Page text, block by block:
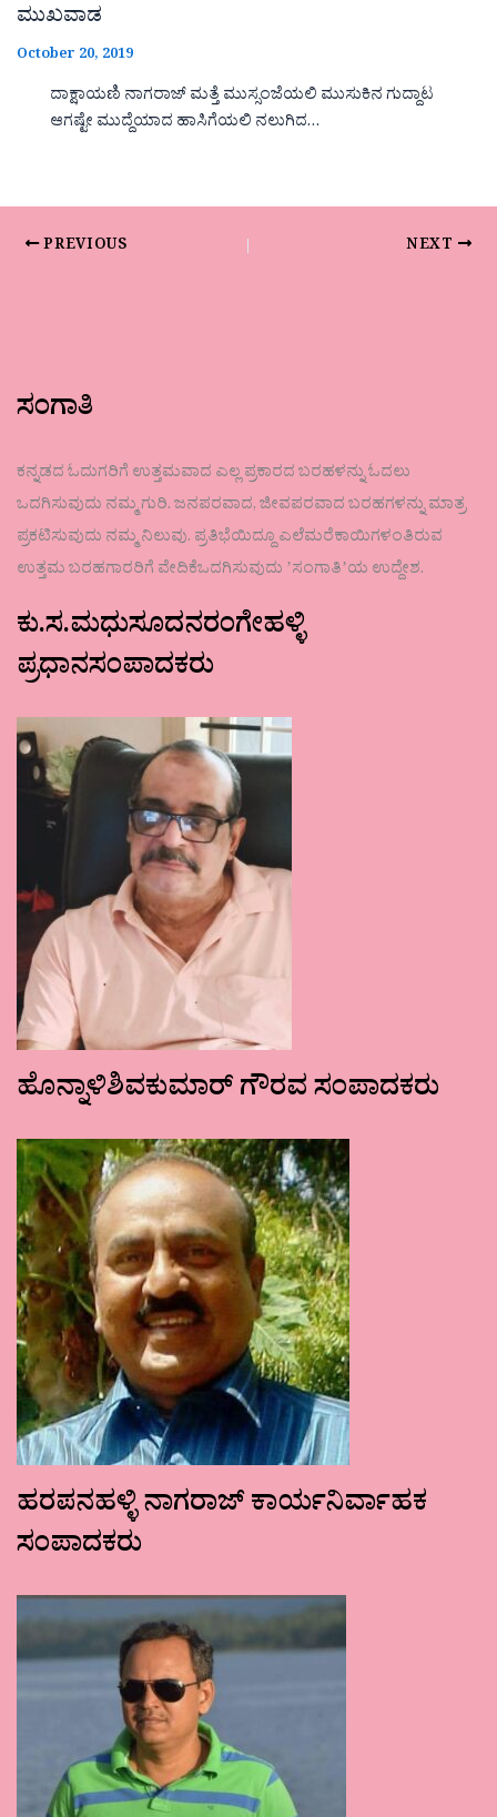
ಮುಖವಾಡ
October 20, 2019
ದಾಕ್ಷಾಯಣಿ ನಾಗರಾಜ್ ಮತ್ತೆ ಮುಸ್ಸಂಜೆಯಲಿ ಮುಸುಕಿನ ಗುದ್ದಾಟ
ಆಗಷ್ಟೇ ಮುದ್ದೆಯಾದ ಹಾಸಿಗೆಯಲಿ ನಲುಗಿದ…
PREVIOUS NEXT
ಸಂಗಾತಿ
ಕನ್ನಡದ ಓದುಗರಿಗೆ ಉತ್ತಮವಾದ ಎಲ್ಲ ಪ್ರಕಾರದ ಬರಹಳನ್ನು ಓದಲು
ಒದಗಿಸುವುದು ನಮ್ಮ ಗುರಿ. ಜನಪರವಾದ, ಜೀವಪರವಾದ ಬರಹಗಳನ್ನು ಮಾತ್ರ
ಪ್ರಕಟಿಸುವುದು ನಮ್ಮ ನಿಲುವು. ಪ್ರತಿಭೆಯಿದ್ದೂ ಎಲೆಮರೆಕಾಯಿಗಳಂತಿರುವ
ಉತ್ತಮ ಬರಹಗಾರರಿಗೆ ವೇದಿಕೆಒದಗಿಸುವುದು ʼಸಂಗಾತಿʼಯ ಉದ್ದೇಶ.
ಕು.ಸ.ಮಧುಸೂದನರಂಗೇಹಳ್ಳಿ
ಪ್ರಧಾನಸಂಪಾದಕರು
ಹೊನ್ನಾಳಿಶಿವಕುಮಾರ್ ಗೌರವ ಸಂಪಾದಕರು
ಹರಪನಹಳ್ಳಿ ನಾಗರಾಜ್ ಕಾರ್ಯನಿರ್ವಾಹಕ
ಸಂಪಾದಕರು